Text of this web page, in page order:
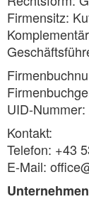
Firmensitz:
UID-
Kontakt:
Telefon: +43
E-Mail: